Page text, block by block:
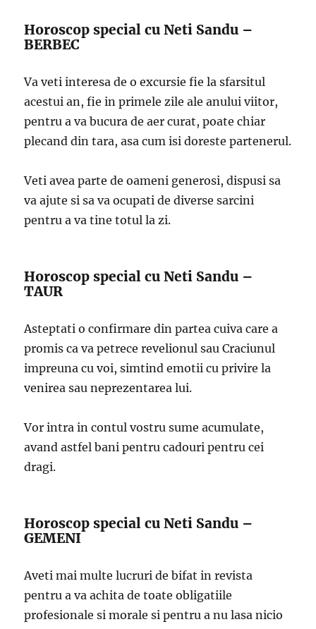
Horoscop special cu Neti Sandu –
BERBEC
Va veti interesa de o excursie fie la sfarsitul
acestui an, fie in primele zile ale anului viitor,
pentru a va bucura de aer curat, poate chiar
plecand din tara, asa cum isi doreste partenerul.
Veti avea parte de oameni generosi, dispusi sa
va ajute si sa va ocupati de diverse sarcini
pentru a va tine totul la zi.
Horoscop special cu Neti Sandu –
TAUR
Asteptati o confirmare din partea cuiva care a
promis ca va petrece revelionul sau Craciunul
impreuna cu voi, simtind emotii cu privire la
venirea sau neprezentarea lui.
Vor intra in contul vostru sume acumulate,
avand astfel bani pentru cadouri pentru cei
dragi.
Horoscop special cu Neti Sandu –
GEMENI
Aveti mai multe lucruri de bifat in revista
pentru a va achita de toate obligatiile
profesionale si morale si pentru a nu lasa nicio